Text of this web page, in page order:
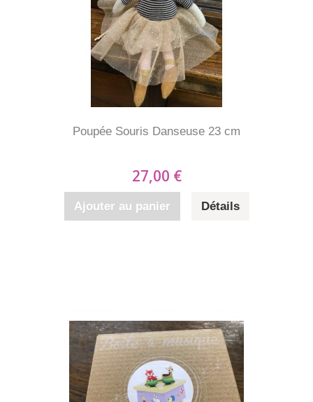
Poupée Souris Danseuse 23 cm
27,00 €
Ajouter au panier Détails